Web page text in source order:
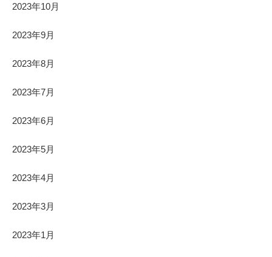
2023年10月
2023年9月
2023年8月
2023年7月
2023年6月
2023年5月
2023年4月
2023年3月
2023年1月